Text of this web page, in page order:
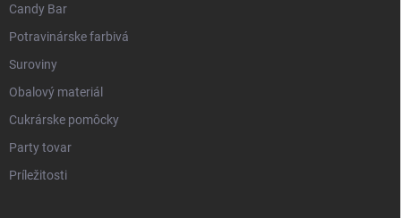
Candy Bar
Potravinárske farbivá
Suroviny
Obalový materiál
Cukrárske pomôcky
Party tovar
Príležitosti